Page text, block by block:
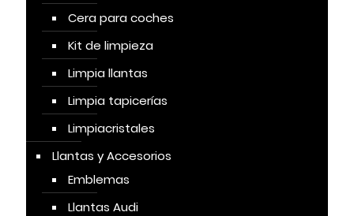
Cera para coches
Kit de limpieza
Limpia llantas
Limpia tapicerías
Limpiacristales
Llantas y Accesorios
Emblemas
Llantas Audi